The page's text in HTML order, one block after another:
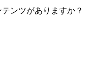
ンツがありますか？